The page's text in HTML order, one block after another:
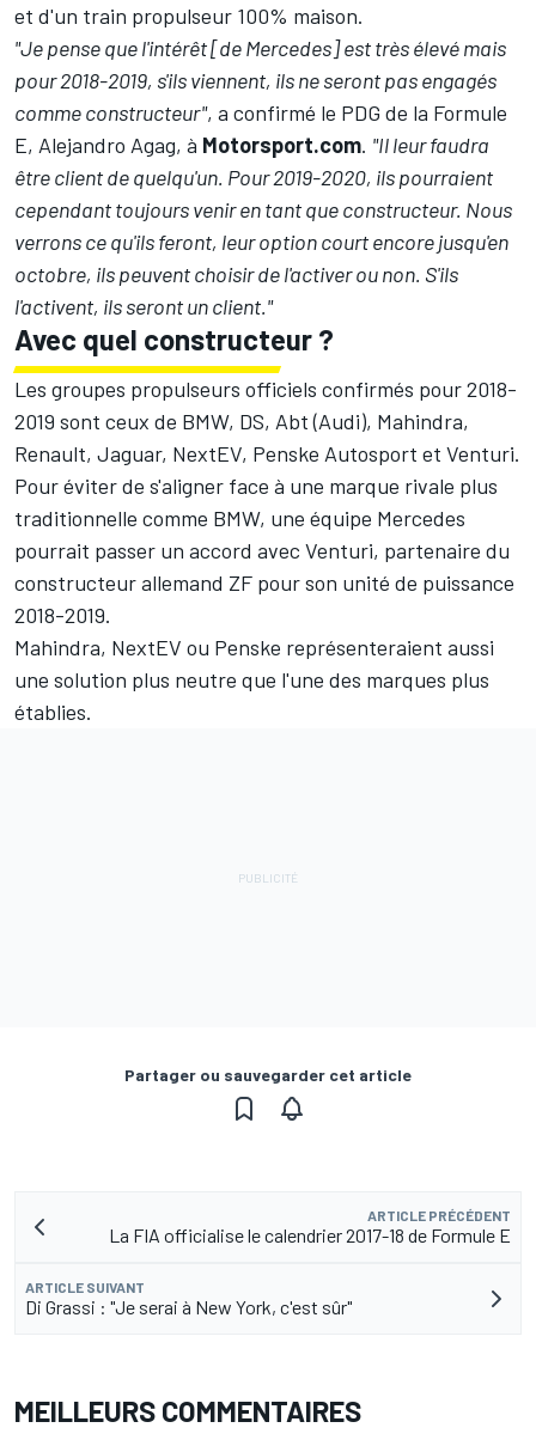
et d'un train propulseur 100% maison.
"Je pense que l'intérêt [de Mercedes] est très élevé mais
pour 2018-2019, s'ils viennent, ils ne seront pas engagés
comme constructeur", a confirmé le PDG de la Formule
E, Alejandro Agag, à Motorsport.com. "Il leur faudra
être client de quelqu'un. Pour 2019-2020, ils pourraient
cependant toujours venir en tant que constructeur. Nous
verrons ce qu'ils feront, leur option court encore jusqu'en
octobre, ils peuvent choisir de l'activer ou non. S'ils
l'activent, ils seront un client."
Avec quel constructeur ?
Les groupes propulseurs officiels confirmés pour 2018-
2019 sont ceux de BMW, DS, Abt (Audi), Mahindra,
Renault, Jaguar, NextEV, Penske Autosport et Venturi.
Pour éviter de s'aligner face à une marque rivale plus
traditionnelle comme BMW, une équipe Mercedes
pourrait passer un accord avec Venturi, partenaire du
constructeur allemand ZF pour son unité de puissance
2018-2019.
Mahindra, NextEV ou Penske représenteraient aussi
une solution plus neutre que l'une des marques plus
établies.
Partager ou sauvegarder cet article
ARTICLE PRÉCÉDENT
La FIA officialise le calendrier 2017-18 de Formule E
ARTICLE SUIVANT
Di Grassi : "Je serai à New York, c'est sûr"
MEILLEURS COMMENTAIRES